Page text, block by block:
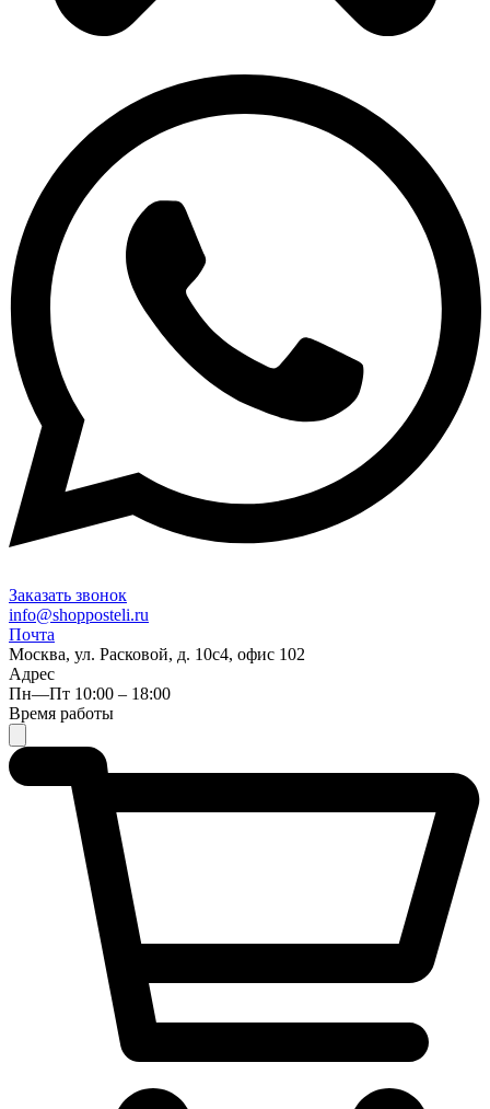
Заказать звонок
info@shopposteli.ru
Почта
Москва, ул. Расковой, д. 10с4, офис 102
Адрес
Пн—Пт 10:00 – 18:00
Время работы